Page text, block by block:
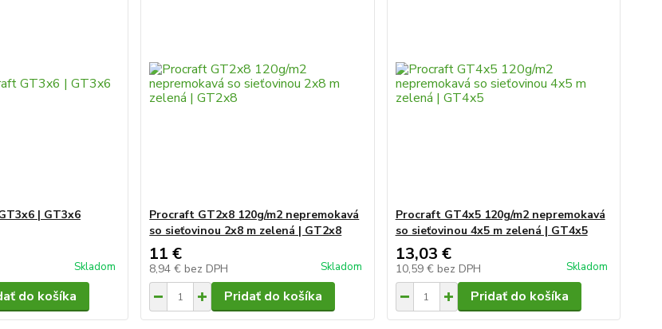
| GT3x6
Skladom
do košíka
Procraft GT2x8 120g/m2 nepremokavá
so sieťovinou 2x8 m zelená | GT2x8
11 €
8,94 € bez DPH Skladom
Pridať do košíka
Procraft GT4x5 120g/m2 nepremokavá
so sieťovinou 4x5 m zelená | GT4x5
13,03 €
10,59 € bez DPH Skladom
Pridať do košíka